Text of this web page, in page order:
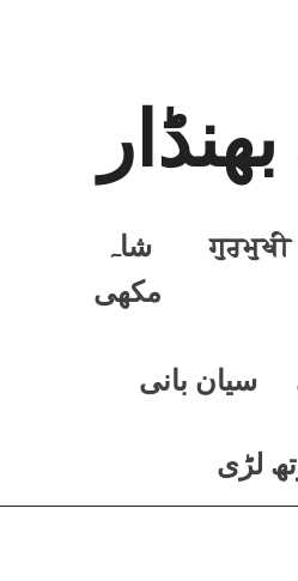
ਗੁਰਮੁਖੀ
شاہ
مکھی
سيان بانی
لڑی